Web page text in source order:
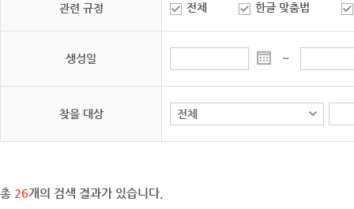
관련 규정 전체 한글 맞춤법
생성일 ~
찾을 대상
총 26개의 검색 결과가 있습니다.